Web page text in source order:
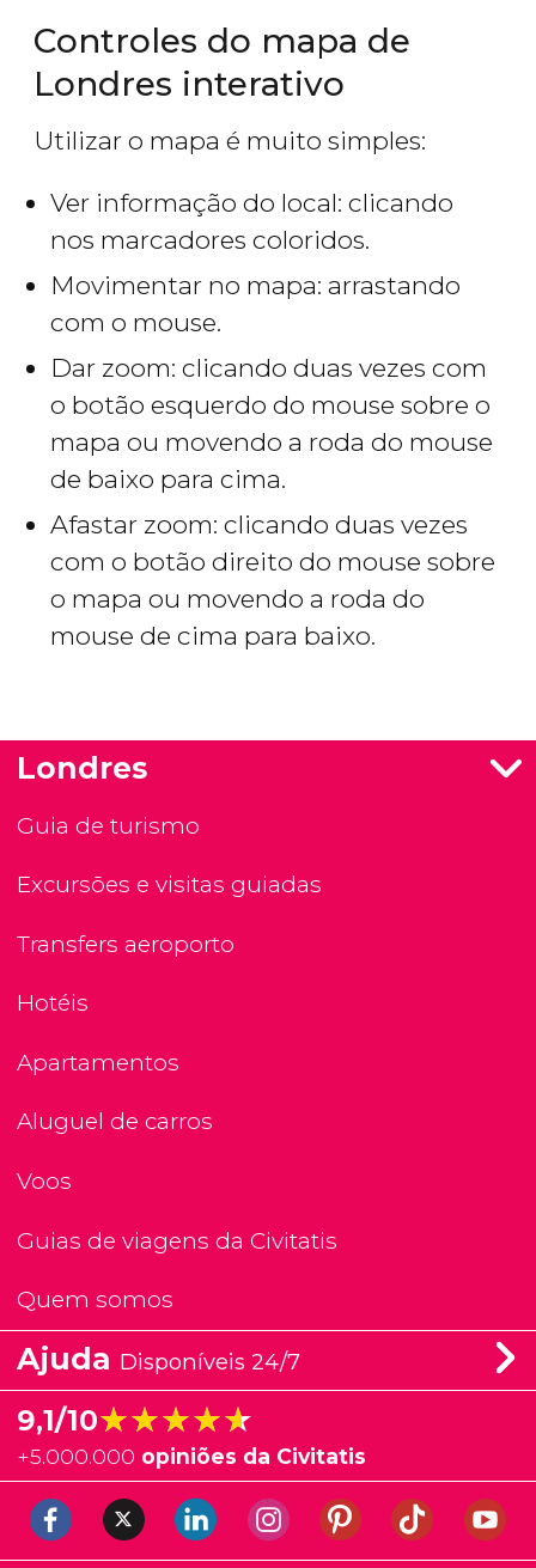
Controles do mapa de
Londres interativo
Utilizar o mapa é muito simples:
Ver informação do local: clicando
nos marcadores coloridos.
Movimentar no mapa: arrastando
com o mouse.
Dar zoom: clicando duas vezes com
o botão esquerdo do mouse sobre o
mapa ou movendo a roda do mouse
de baixo para cima.
Afastar zoom: clicando duas vezes
com o botão direito do mouse sobre
o mapa ou movendo a roda do
mouse de cima para baixo.
Londres
Guia de turismo
Excursões e visitas guiadas
Transfers aeroporto
Hotéis
Apartamentos
Aluguel de carros
Voos
Guias de viagens da Civitatis
Quem somos
Ajuda Disponíveis 24/7
9,1/10★★★★★
★★★★★
+5.000.000 opiniões da Civitatis